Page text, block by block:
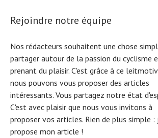
Rejoindre notre équipe
Nos rédacteurs souhaitent une chose
partager autour de la passion du cyclisme
prenant du plaisir. C'est grâce à ce
nous pouvons vous proposer des articles
intéressants. Vous partagez notre état
C'est avec plaisir que nous vous invitons à
proposer vos articles. Rien de plus simple :
propose mon article !